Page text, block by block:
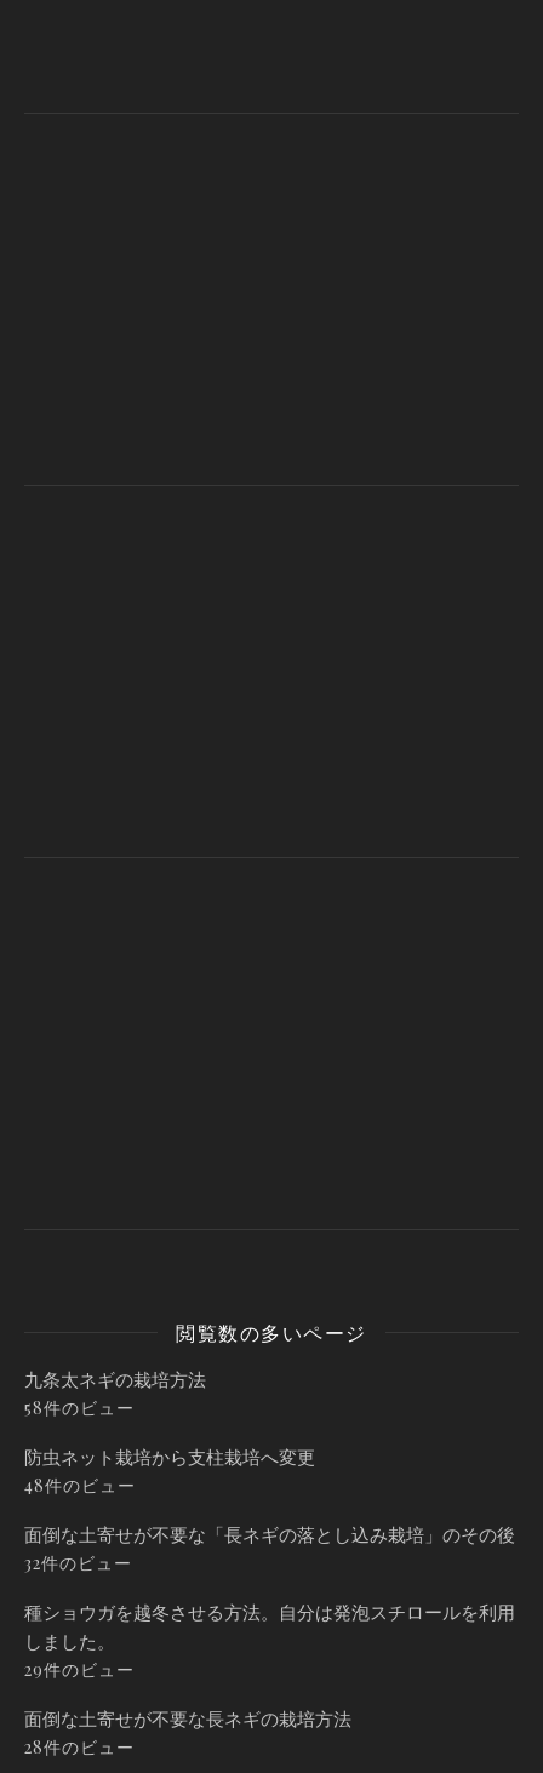
閲覧数の多いページ
九条太ネギの栽培方法
58件のビュー
防虫ネット栽培から支柱栽培へ変更
48件のビュー
面倒な土寄せが不要な「長ネギの落とし込み栽培」のその後
32件のビュー
種ショウガを越冬させる方法。自分は発泡スチロールを利用
しました。
29件のビュー
面倒な土寄せが不要な長ネギの栽培方法
28件のビュー